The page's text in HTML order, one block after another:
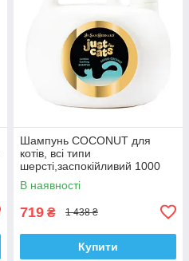
Шампунь COCONUT для
котів, всі типи
шерсті,заспокійливий 1000
ml.
В наявності
719 ₴ 1 438 ₴
Купити